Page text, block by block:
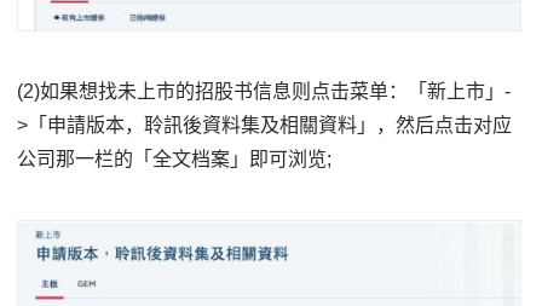
(2)如果想找未上市的招股书信息则点击菜单：「新上市」-
>「申請版本，聆訊後資料集及相關資料」，然后点击对应
公司那一栏的「全文档案」即可浏览;